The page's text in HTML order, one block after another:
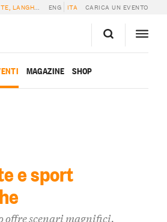
E ROERO »EVENTI SPORTIVI &
ENG ITA CARICA UN EVENTO
MAGAZINE SHOP
e sport
scenari magnifici.